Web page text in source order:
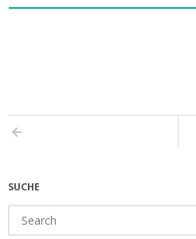
SUCHE
for: